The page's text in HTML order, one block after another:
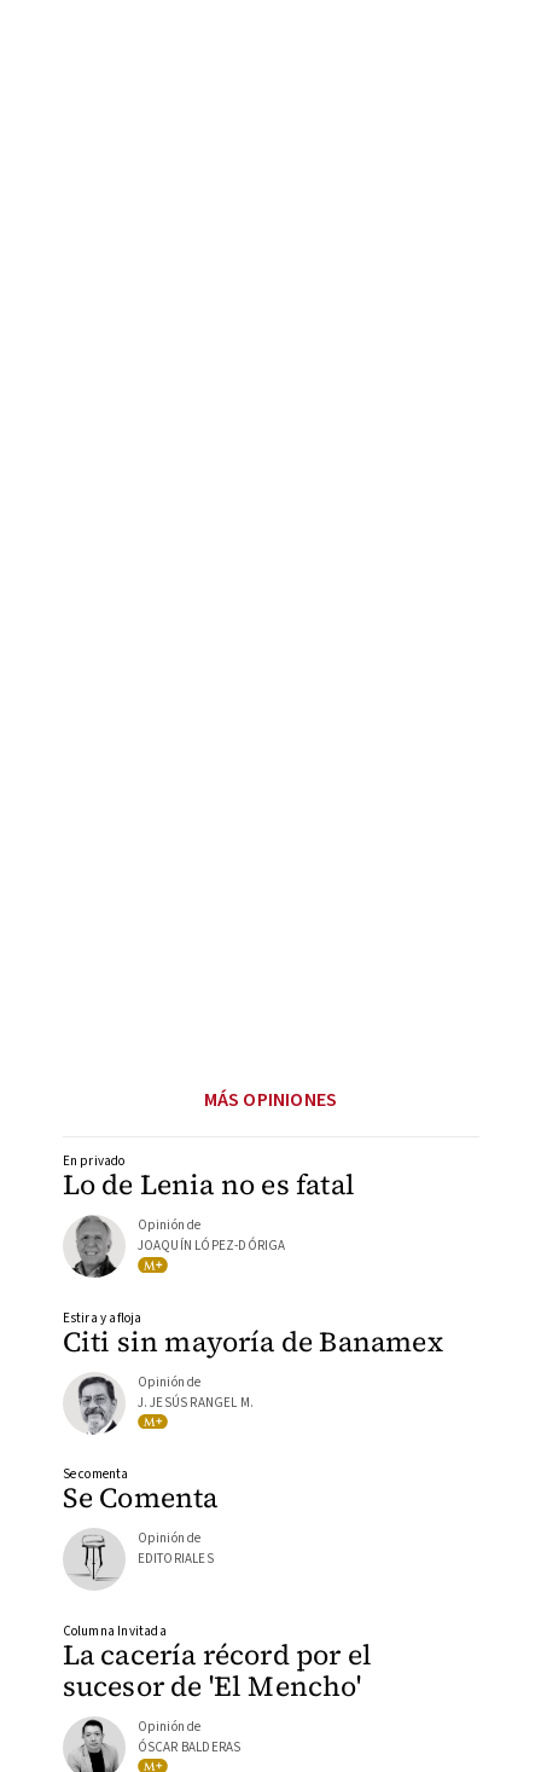
MÁS OPINIONES
Lo de Lenia no es fatal
En privado
Opinión de
JOAQUÍN LÓPEZ-DÓRIGA
Citi sin mayoría de Banamex
Estira y afloja
Opinión de
J. JESÚS RANGEL M.
Se Comenta
Se comenta
Opinión de
EDITORIALES
La cacería récord por el
sucesor de 'El Mencho'
Columna Invitada
Opinión de
ÓSCAR BALDERAS